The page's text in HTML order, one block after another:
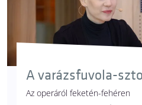
A varázsfuvola-
Az operáról feketén-fehéren